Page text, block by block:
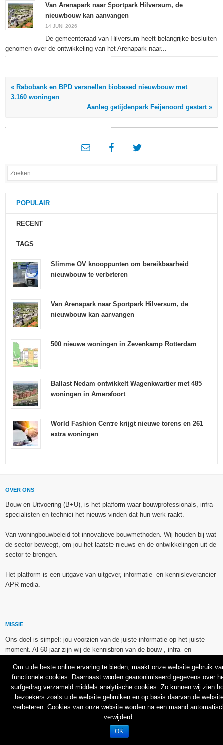
Van Arenapark naar Sportpark Hilversum, de
nieuwbouw kan aanvangen
14 JUNI 2026
De gemeenteraad van Hilversum heeft belangrijke besluiten
genomen over de ontwikkeling van het Arenapark naar...
« Rabobank en BPD versnellen biobased nieuwbouw met
3.160 woningen
Aanleg getijdenpark Feijenoord gestart »
POPULAIR
RECENT
TAGS
Slimme OV knooppunten om bereikbaarheid
nieuwbouw te verbeteren
Van Arenapark naar Sportpark Hilversum, de
nieuwbouw kan aanvangen
500 nieuwe woningen in Zevenkamp Rotterdam
Ballast Nedam ontwikkelt Wagenkwartier met 485
woningen in Amersfoort
World Fashion Centre krijgt nieuwe torens en 261
extra woningen
OVER ONS
Bouw en Uitvoering (B+U), is het platform waar bouwprofessionals, infra-
specialisten en technici het nieuws vinden dat hun werk raakt.
Van woningbouwbeleid tot innovatieve bouwmethoden. Wij houden bij wat
de sector beweegt, om jou het laatste nieuws en de ontwikkelingen uit de
sector te brengen.
Het platform is een uitgave van uitgever, informatie- en kennisleverancier
APR media.
MISSIE
Ons doel is simpel: jou voorzien van de juiste informatie op het juiste
moment. Al 60 jaar zijn wij de kennisbron van de bouw-, infra- en
De op dit platform gebruikte afbeeldingen, illustraties en foto’s zijn ofwel
vrij van rechten verkregen via de bron van het betreffende bericht, of
binnen de aan APR media (groep) of BU media verschafte licentie(s) en
de daarmee verkregen rechten aangekocht bij Shutterstock en/of 123RF.
Om u de beste online ervaring te bieden, maakt onze website gebruik
functionele cookies. Daarnaast worden geanonimiseerd gegevens over
surfgedrag verzameld middels analytische cookies. Zo kunnen wij zien
bezoekers zoals u de website gebruiken en op basis daarvan de website
verbeteren. Cookies van onze website worden na een maand
verwijderd.
OK